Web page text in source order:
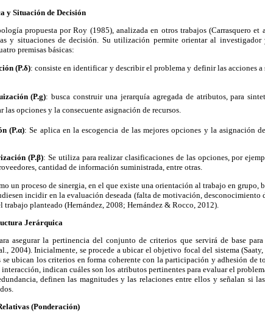
y Situación de Decisión
propuesta por Roy (1985), analizada en otros trabajos (Carrasquero et
y situaciones de decisión. Su utilización permite orientar al
premisas básicas:
(P.δ): consiste en identificar y describir el problema y definir las acciones a
(P.g): busca construir una jerarquía agregada de atributos, para
las opciones y la consecuente asignación de recursos.
(P.α): Se aplica en la escogencia de las mejores opciones y la asignación
(P.β): Se utiliza para realizar clasificaciones de las opciones, por
cantidad de información suministrada, entre otras.
un proceso de sinergia, en el que existe una orientación al trabajo en grupo,
incidir en la evaluación deseada (falta de motivación, desconocimiento
planteado (Hernández, 2008; Hernández & Rocco, 2012).
Jerárquica
asegurar la pertinencia del conjunto de criterios que servirá de base
2004). Inicialmente, se procede a ubicar el objetivo focal del sistema
ubican los criterios en forma coherente con la participación y adhesión de
indican cuáles son los atributos pertinentes para evaluar el
definen las magnitudes y las relaciones entre ellos y señalan si
(Ponderación)